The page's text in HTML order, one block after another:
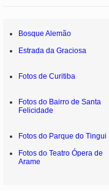
Bosque Alemão
Estrada da Graciosa
Fotos de Curitiba
Fotos do Bairro de Santa
Felicidade
Fotos do Parque do Tingui
Fotos do Teatro Ópera de
Arame